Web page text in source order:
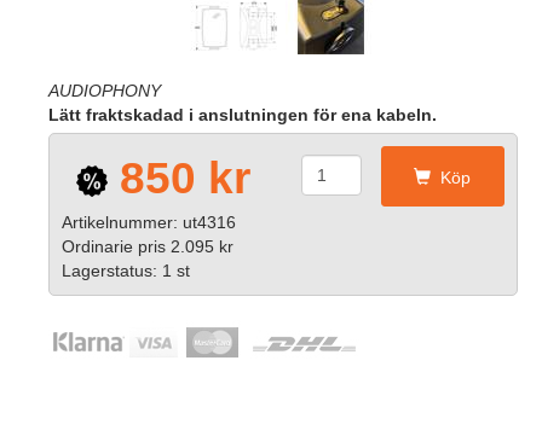
AUDIOPHONY
Lätt fraktskadad i anslutningen för ena kabeln.
850 kr Köp
Artikelnummer: ut4316
Ordinarie pris 2.095 kr
Lagerstatus: 1 st